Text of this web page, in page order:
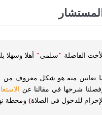
الأخت الفاضلة "سلمى" أهلا
تعانين منه هو شكل معروف من
شرحها في مقالنا عن
الإحرام للدخول في الصلاة) ومحطة